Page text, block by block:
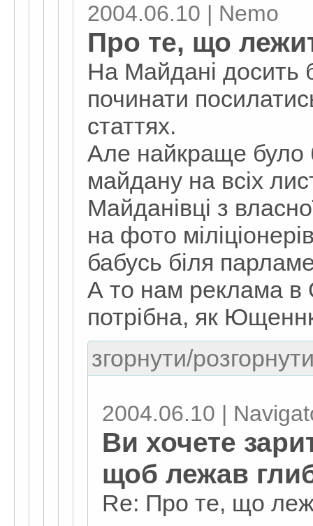
2004.06.10 | Nemo
Про те, що
На Майдані досить
починати
статтях.
Але найкраще було
майдану на всіх
Майданівці з
на фото
бабусь біля
А то нам реклама в
потрібна, як
згорнути/
2004.06.10 |
Ви хочете
щоб лежав
Re: Про те, що